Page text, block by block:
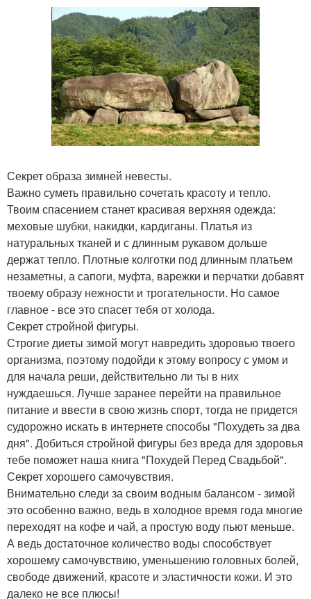
Секрет образа зимней невесты.
Важно суметь правильно сочетать красоту и тепло.
Твоим спасением станет красивая верхняя одежда:
меховые шубки, накидки, кардиганы. Платья из
натуральных тканей и с длинным рукавом дольше
держат тепло. Плотные колготки под длинным платьем
незаметны, а сапоги, муфта, варежки и перчатки добавят
твоему образу нежности и трогательности. Но самое
главное - все это спасет тебя от холода.
Секрет стройной фигуры.
Строгие диеты зимой могут навредить здоровью твоего
организма, поэтому подойди к этому вопросу с умом и
для начала реши, действительно ли ты в них
нуждаешься. Лучше заранее перейти на правильное
питание и ввести в свою жизнь спорт, тогда не придется
судорожно искать в интернете способы "Похудеть за два
дня". Добиться стройной фигуры без вреда для здоровья
тебе поможет наша книга "Похудей Перед Свадьбой".
Секрет хорошего самочувствия.
Внимательно следи за своим водным балансом - зимой
это особенно важно, ведь в холодное время года многие
переходят на кофе и чай, а простую воду пьют меньше.
А ведь достаточное количество воды способствует
хорошему самочувствию, уменьшению головных болей,
свободе движений, красоте и эластичности кожи. И это
далеко не все плюсы!